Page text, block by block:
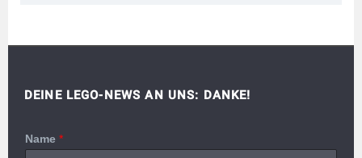
DEINE LEGO-NEWS AN UNS: DANKE!
Name *